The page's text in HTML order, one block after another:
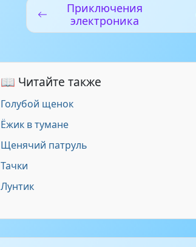
Приключения
электроника
📖 Читайте также
Голубой щенок
Ёжик в тумане
Щенячий патруль
Тачки
Лунтик